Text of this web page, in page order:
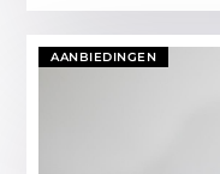
AANBIEDINGEN